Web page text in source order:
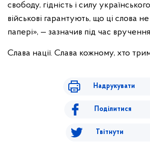
свободу, гідність і силу
військові гарантують, що ці слова
папері», — зазначив під час
Слава нації. Слава кожному, хто
Надрукувати
Поділитися
Твітнути